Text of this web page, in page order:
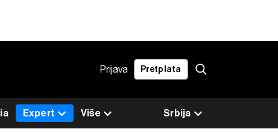
Prijava Pretplata
Srbija
Expert Više